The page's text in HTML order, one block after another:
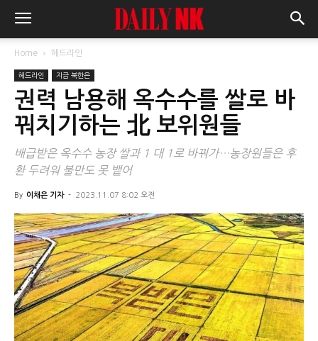
Home 헤드라인
헤드라인 지금 북한은
권력 남용해 옥수수를 쌀로 바
꿔치기하는 北 보위원들
배급받은 옥수수 농장 쌀과 1 대 1로 바꿔가…농장원들은 후
환 두려워 불만도 못 뱉어
By 이채은 기자 - 2023.11.07 8:02 오전